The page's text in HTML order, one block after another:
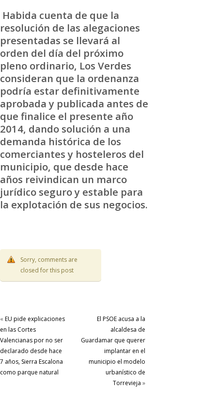
Habida cuenta de que la
resolución de las alegaciones
presentadas se llevará al
orden del día del próximo
pleno ordinario, Los Verdes
consideran que la ordenanza
podría estar definitivamente
aprobada y publicada antes de
que finalice el presente año
2014, dando solución a una
demanda histórica de los
comerciantes y hosteleros del
municipio, que desde hace
años reivindican un marco
jurídico seguro y estable para
la explotación de sus negocios.
Sorry, comments are
closed for this post
« EU pide explicaciones
en las Cortes
Valencianas por no ser
declarado desde hace
7 años, Sierra Escalona
como parque natural
El PSOE acusa a la
alcaldesa de
Guardamar que querer
implantar en el
municipio el modelo
urbanístico de
Torrevieja »